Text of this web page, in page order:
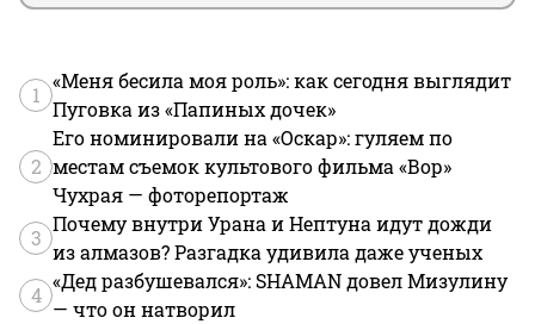
1
«Меня бесила моя роль»: как сегодня выглядит
Пуговка из «Папиных дочек»
2
Его номинировали на «Оскар»: гуляем по
местам съемок культового фильма «Вор»
Чухрая — фоторепортаж
3
Почему внутри Урана и Нептуна идут дожди
из алмазов? Разгадка удивила даже ученых
4
«Дед разбушевался»: SHAMAN довел Мизулину
— что он натворил